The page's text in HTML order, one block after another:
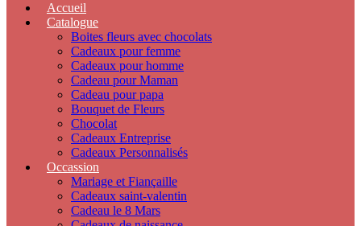
Accueil
Catalogue
Boites fleurs avec chocolats
Cadeaux pour femme
Cadeaux pour homme
Cadeau pour Maman
Cadeau pour papa
Bouquet de Fleurs
Chocolat
Cadeaux Entreprise
Cadeaux Personnalisés
Occassion
Mariage et Fiançaille
Cadeaux saint-valentin
Cadeau le 8 Mars